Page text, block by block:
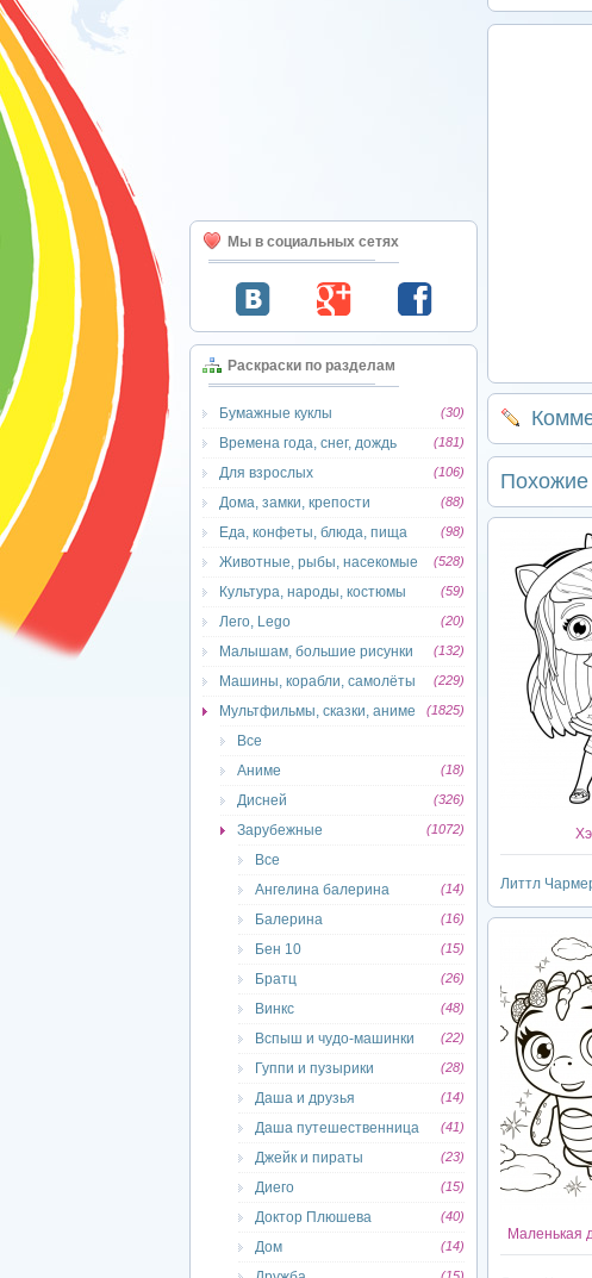
Мы в социальных сетях
Раскраски по разделам
Бумажные куклы (30)
Времена года, снег, дождь (181)
Для взрослых (106)
Дома, замки, крепости (88)
Еда, конфеты, блюда, пища (98)
Животные, рыбы, насекомые (528)
Культура, народы, костюмы (59)
Лего, Lego (20)
Малышам, большие рисунки (132)
Машины, корабли, самолёты (229)
Мультфильмы, сказки, аниме (1825)
Все
Аниме
(18)
Дисней (326)
Зарубежные (1072)
Все
Ангелина балерина
(14)
Балерина (16)
Бен 10 (15)
Братц (26)
Винкс (48)
Вспыш и чудо-машинки (22)
Гуппи и пузырики (28)
Даша и друзья (14)
Даша путешественница (41)
Джейк и пираты (23)
Диего (15)
Доктор Плюшева (40)
Дом (14)
Похожие
Литтл
Маленькая